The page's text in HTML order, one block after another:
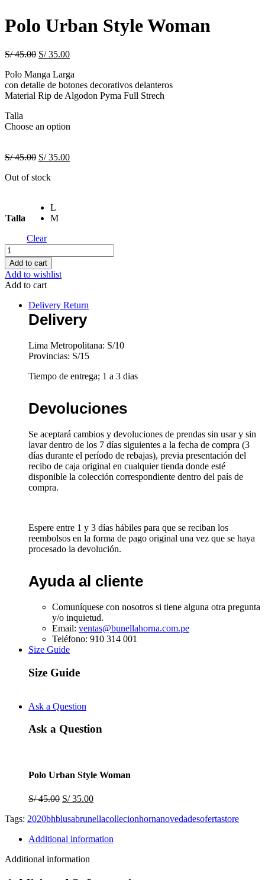
Polo Urban Style Woman
S/45.00 Original
was:
S/ 45.00.
S/35.00Current
is:
S/ 35.00.
Polo Manga Larga
con detalle de botones decorativos delanteros
Material Rip de Algodon Pyma Full Strech
Talla
Choose an option
S/45.00 Original
was:
S/35.00Current
Out of stock
Talla
L
M
Clear
Polo
Urban
Style
Woman
quantity
Add to cart
Add to wishlist
Add to cart
Delivery Return
Delivery
Lima Metropolitana: S/10
Provincias: S/15
Tiempo de entrega; 1 a 3 dias
Devoluciones
Se aceptará cambios y devoluciones de prendas sin usar y sin
lavar dentro de los 7 días siguientes a la fecha de compra (3
días durante el período de rebajas), previa presentación del
recibo de caja original en cualquier tienda donde esté
disponible la colección correspondiente dentro del país de
compra.
Espere entre 1 y 3 días hábiles para que se reciban los
reembolsos en la forma de pago original una vez que se haya
procesado la devolución.
Ayuda al cliente
Comuníquese con nosotros si tiene alguna otra pregunta
y/o inquietud.
Email: ventas@bunellahorna.com.pe
Teléfono: 910 314 001
Size Guide
Size Guide
Ask a Question
Ask a Question
Polo Urban Style Woman
S/45.00 Original
was:
S/35.00Current
is:
Tags: 2020bhblusabrunellacollecionhornanovedadesofertastore
Additional information
Additional information